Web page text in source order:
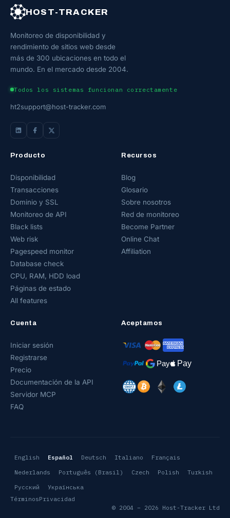
HOST-TRACKER
Monitoreo de disponibilidad y
rendimiento de sitios web desde
más de 300 ubicaciones en todo el
mundo. En el mercado desde 2004.
Todos los sistemas funcionan correctamente
ht2support@host-tracker.com
Producto
Disponibilidad
Transacciones
Dominio y SSL
Monitoreo de API
Black lists
Web risk
Pagespeed monitor
Database check
CPU, RAM, HDD load
Páginas de estado
All features
Recursos
Blog
Glosario
Sobre nosotros
Red de monitoreo
Become Partner
Online Chat
Affiliation
Cuenta
Iniciar sesión
Registrarse
Precio
Documentación de la API
Servidor MCP
FAQ
Aceptamos
English Español Deutsch Italiano
Français
Nederlands
Português (Brasil) Czech Polish
Turkish
Русский
Українська
TérminosPrivacidad
© 2004 – 2026 Host-Tracker Ltd